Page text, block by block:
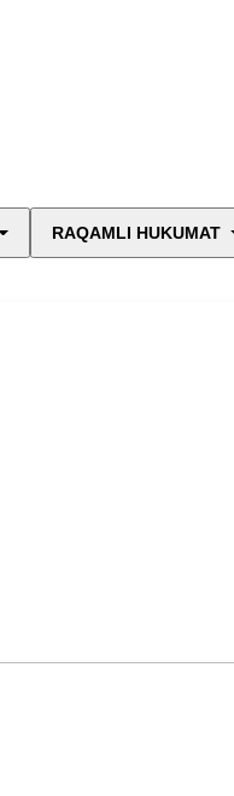
RAQAMLI HUKUMAT